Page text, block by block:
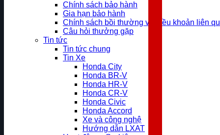
Chính sách bảo hành
Gia hạn bảo hành
Chính sách bồi thường và điều khoản liên
Câu hỏi thưởng gặp
Tin tức
Tin tức chung
Tin Xe
Honda City
Honda BR-V
Honda HR-V
Honda CR-V
Honda Civic
Honda Accord
Xe và công nghệ
Hướng dẫn LXAT